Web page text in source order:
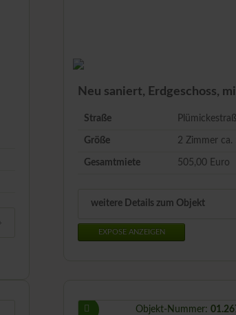
Neu saniert, Erdgeschoss,
Straße
Größe 2 Zimmer ca.
Gesamtmiete 505,00 Euro
weitere Details zum Objekt
EXPOSE ANZEIGEN
Objekt-Nummer: